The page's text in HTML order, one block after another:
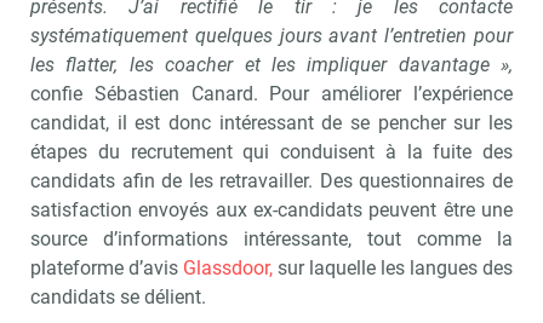
présents. J’ai rectifié le tir : je les contacte
systématiquement quelques jours avant l’entretien pour
les flatter, les coacher et les impliquer davantage »,
confie Sébastien Canard. Pour améliorer l’expérience
candidat, il est donc intéressant de se pencher sur les
étapes du recrutement qui conduisent à la fuite des
candidats afin de les retravailler. Des questionnaires de
satisfaction envoyés aux ex-candidats peuvent être une
source d’informations intéressante, tout comme la
plateforme d’avis Glassdoor, sur laquelle les langues des
candidats se délient.